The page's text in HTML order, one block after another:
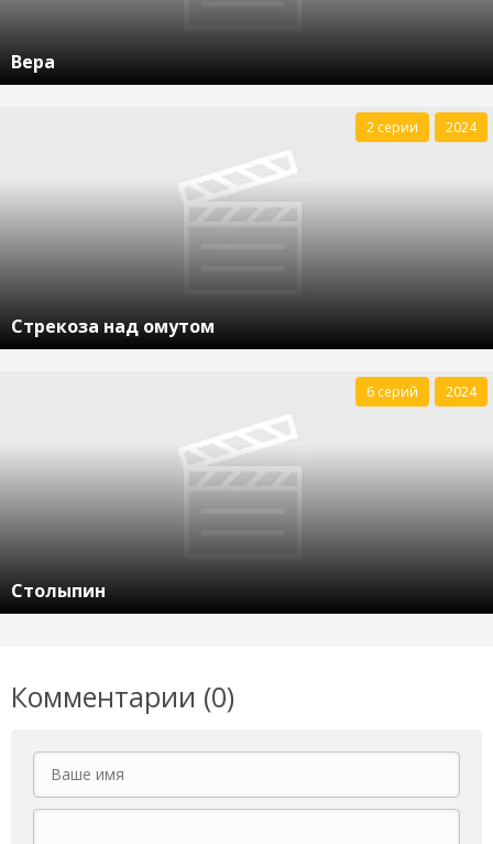
Вера
Стрекоза над омутом
2 серии 2024
Столыпин
6 серий 2024
Комментарии (0)